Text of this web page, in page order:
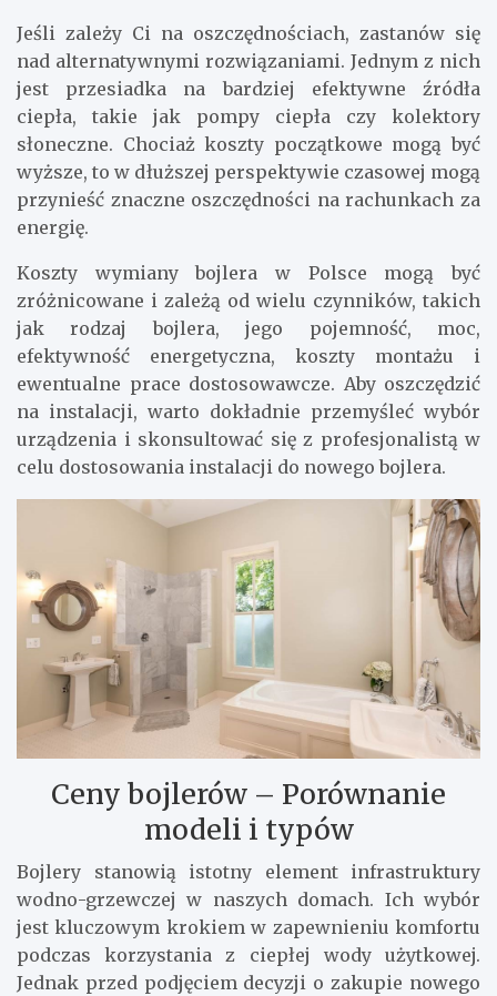
Jeśli zależy Ci na oszczędnościach, zastanów się
nad alternatywnymi rozwiązaniami. Jednym z nich
jest przesiadka na bardziej efektywne źródła
ciepła, takie jak pompy ciepła czy kolektory
słoneczne. Chociaż koszty początkowe mogą być
wyższe, to w dłuższej perspektywie czasowej mogą
przynieść znaczne oszczędności na rachunkach za
energię.
Koszty wymiany bojlera w Polsce mogą być
zróżnicowane i zależą od wielu czynników, takich
jak rodzaj bojlera, jego pojemność, moc,
efektywność energetyczna, koszty montażu i
ewentualne prace dostosowawcze. Aby oszczędzić
na instalacji, warto dokładnie przemyśleć wybór
urządzenia i skonsultować się z profesjonalistą w
celu dostosowania instalacji do nowego bojlera.
Ceny bojlerów – Porównanie
modeli i typów
Bojlery stanowią istotny element infrastruktury
wodno-grzewczej w naszych domach. Ich wybór
jest kluczowym krokiem w zapewnieniu komfortu
podczas korzystania z ciepłej wody użytkowej.
Jednak przed podjęciem decyzji o zakupie nowego